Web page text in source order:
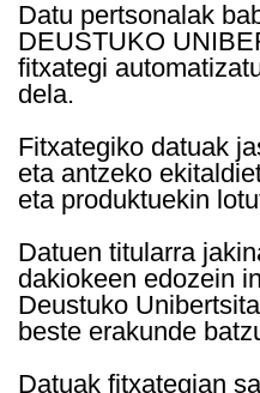
Datu pertsonalak
DEUSTUKO
fitxategi
dela.
Fitxategiko datuak
eta antzeko
eta produktuekin
Datuen titularra
dakiokeen edozein
Deustuko
beste erakunde
Datuak fitxategian